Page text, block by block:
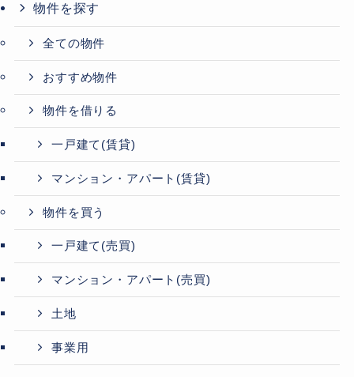
物件を探す
全ての物件
おすすめ物件
物件を借りる
一戸建て(賃貸)
マンション・アパート(賃貸)
物件を買う
一戸建て(売買)
マンション・アパート(売買)
土地
事業用